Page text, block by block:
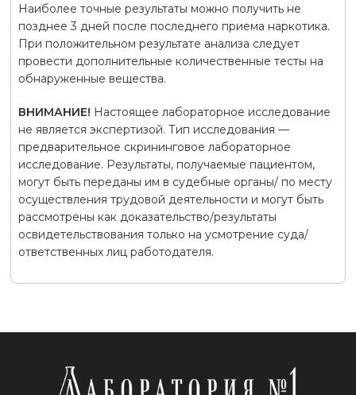
Наиболее точные результаты можно получить не
позднее 3 дней после последнего приема наркотика.
При положительном результате анализа следует
провести дополнительные количественные тесты на
обнаруженные вещества.
ВНИМАНИЕ! Настоящее лабораторное исследование
не является экспертизой. Тип исследования —
предварительное скрининговое лабораторное
исследование. Результаты, получаемые пациентом,
могут быть переданы им в судебные органы/ по месту
осуществления трудовой деятельности и могут быть
рассмотрены как доказательство/результаты
освидетельствования только на усмотрение суда/
ответственных лиц работодателя.